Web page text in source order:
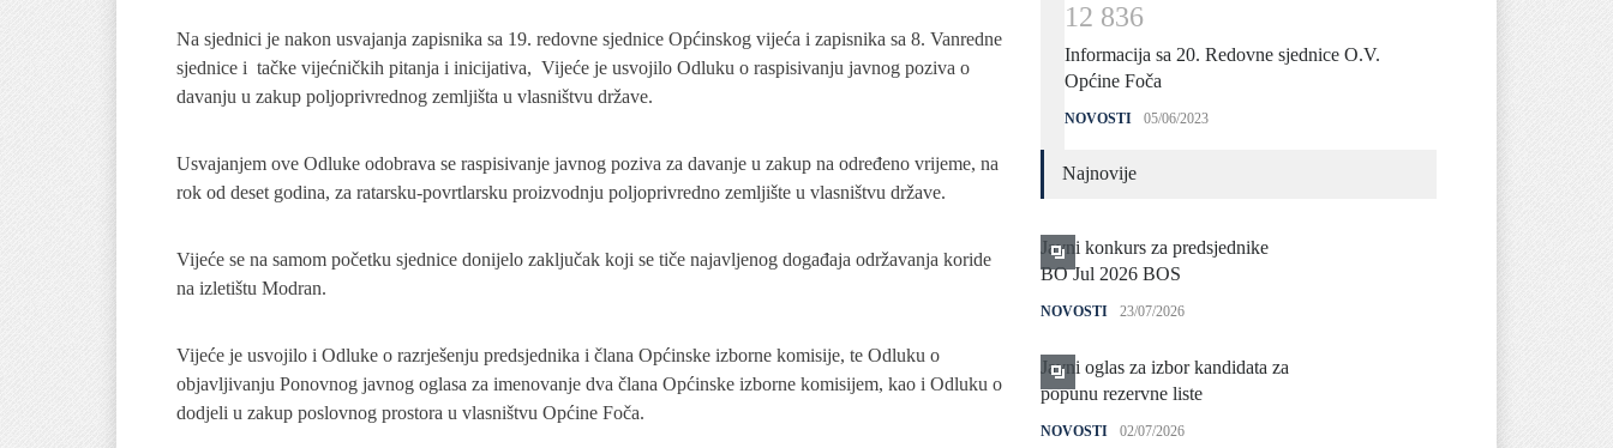
Na sjednici je nakon usvajanja zapisnika sa 19. redovne sjednice Općinskog vijeća i zapisnika sa 8. Vanredne
sjednice i tačke vijećničkih pitanja i inicijativa, Vijeće je usvojilo Odluku o raspisivanju javnog poziva o
davanju u zakup poljoprivrednog zemljišta u vlasništvu države.
Usvajanjem ove Odluke odobrava se raspisivanje javnog poziva za davanje u zakup na određeno vrijeme, na
rok od deset godina, za ratarsku-povrtlarsku proizvodnju poljoprivredno zemljište u vlasništvu države.
Vijeće se na samom početku sjednice donijelo zaključak koji se tiče najavljenog događaja održavanja koride
na izletištu Modran.
Vijeće je usvojilo i Odluke o razrješenju predsjednika i člana Općinske izborne komisije, te Odluku o
objavljivanju Ponovnog javnog oglasa za imenovanje dva člana Općinske izborne komisijem, kao i Odluku o
dodjeli u zakup poslovnog prostora u vlasništvu Općine Foča.
12 836
Informacija sa 20. Redovne sjednice O.V.
Općine Foča
NOVOSTI 05/06/2023
Najnovije
Javni konkurs za predsjednike
BO Jul 2026 BOS
NOVOSTI 23/07/2026
Javni oglas za izbor kandidata za
popunu rezervne liste
NOVOSTI 02/07/2026